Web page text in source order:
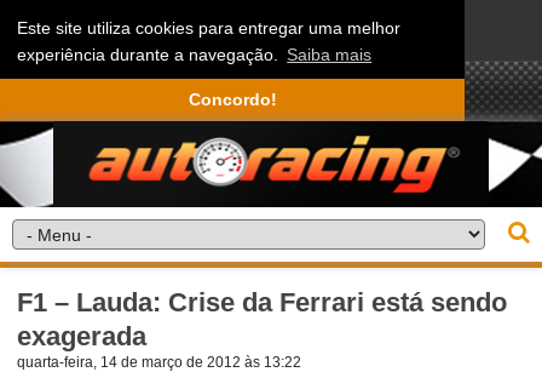
Este site utiliza cookies para entregar uma melhor
experiência durante a navegação. Saiba mais
Concordo!
F1 – Lauda: Crise da Ferrari está sendo
exagerada
quarta-feira, 14 de março de 2012 às 13:22